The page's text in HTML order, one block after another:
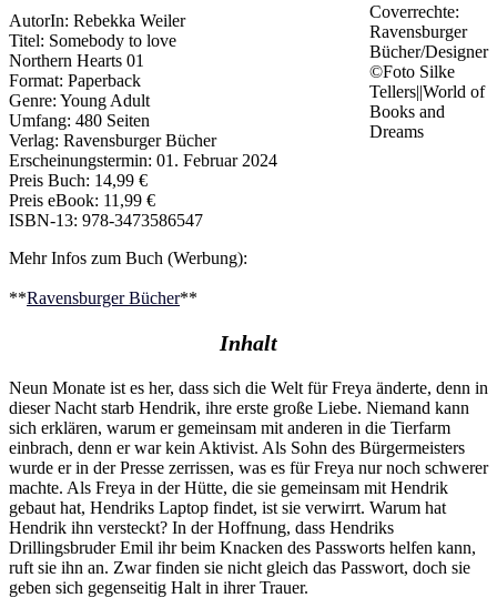
Coverrechte:
Ravensburger
Bücher/Designer
©Foto Silke
Tellers||World of
Books and
Dreams
AutorIn: Rebekka Weiler
Titel: Somebody to love
Northern Hearts 01
Format: Paperback
Genre: Young Adult
Umfang: 480 Seiten
Verlag: Ravensburger Bücher
Erscheinungstermin: 01. Februar 2024
Preis Buch: 14,99 €
Preis eBook: 11,99 €
ISBN-13: 978-3473586547
Mehr Infos zum Buch (Werbung):
**Ravensburger Bücher**
Inhalt
Neun Monate ist es her, dass sich die Welt für Freya änderte, denn in
dieser Nacht starb Hendrik, ihre erste große Liebe. Niemand kann
sich erklären, warum er gemeinsam mit anderen in die Tierfarm
einbrach, denn er war kein Aktivist. Als Sohn des Bürgermeisters
wurde er in der Presse zerrissen, was es für Freya nur noch schwerer
machte. Als Freya in der Hütte, die sie gemeinsam mit Hendrik
gebaut hat, Hendriks Laptop findet, ist sie verwirrt. Warum hat
Hendrik ihn versteckt? In der Hoffnung, dass Hendriks
Drillingsbruder Emil ihr beim Knacken des Passworts helfen kann,
ruft sie ihn an. Zwar finden sie nicht gleich das Passwort, doch sie
geben sich gegenseitig Halt in ihrer Trauer.